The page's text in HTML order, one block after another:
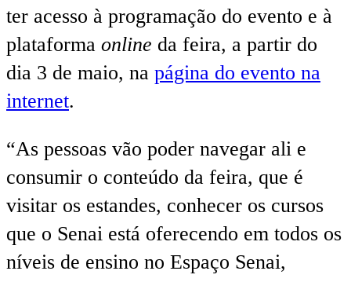
ter acesso à programação do evento e à
plataforma online da feira, a partir do
dia 3 de maio, na página do evento na
internet.
“As pessoas vão poder navegar ali e
consumir o conteúdo da feira, que é
visitar os estandes, conhecer os cursos
que o Senai está oferecendo em todos os
níveis de ensino no Espaço Senai,